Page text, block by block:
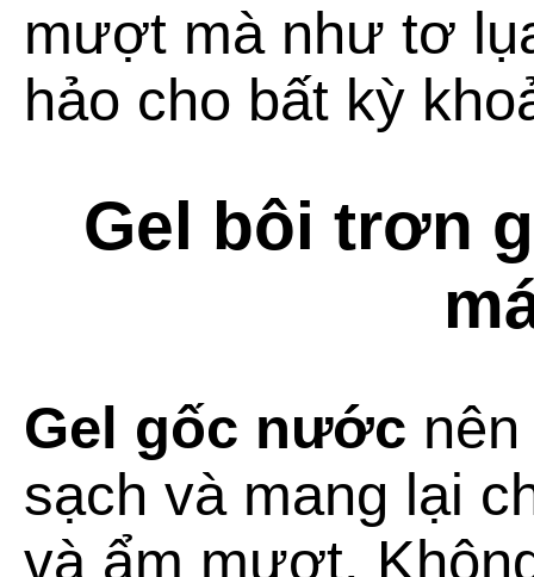
mượt mà như tơ
hảo cho bất kỳ
Gel bôi trơn
Gel gốc nước
sạch và mang lại
và ẩm mượt.